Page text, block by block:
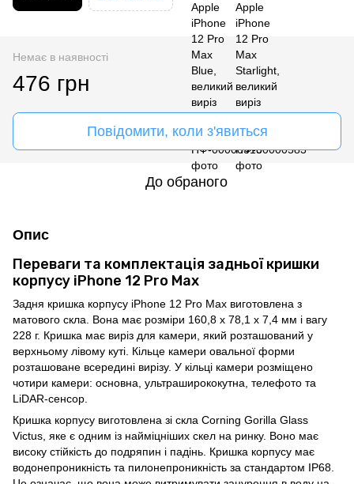
Немає в наявності
476 грн
Повідомити, коли з'явиться
До обраного
Опис
Переваги та комплектація задньої кришки
корпусу iPhone 12 Pro Max
Задня кришка корпусу iPhone 12 Pro Max виготовлена з
матового скла. Вона має розміри 160,8 x 78,1 x 7,4 мм і вагу
228 г. Кришка має виріз для камери, який розташований у
верхньому лівому куті. Кільце камери овальної форми
розташоване всередині вирізу. У кільці камери розміщено
чотири камери: основна, ультраширококутна, телефото та
LiDAR-сенсор.
Кришка корпусу виготовлена зі скла Corning Gorilla Glass
Victus, яке є одним із найміцніших скел на ринку. Воно має
високу стійкість до подряпин і падінь. Кришка корпусу має
водонепроникність та пилонепроникність за стандартом IP68.